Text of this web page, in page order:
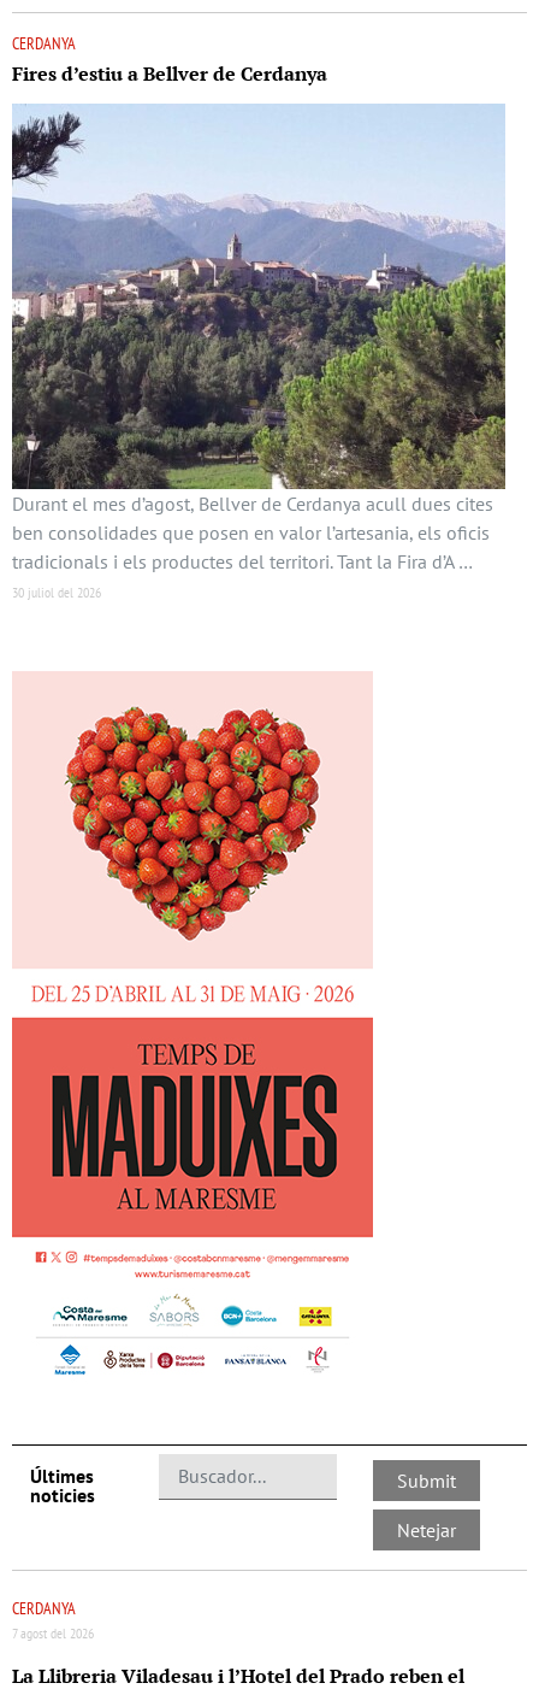
CERDANYA
Fires d’estiu a Bellver de Cerdanya
Durant el mes d’agost, Bellver de Cerdanya acull dues cites
ben consolidades que posen en valor l’artesania, els oficis
tradicionals i els productes del territori. Tant la Fira d’A …
30 juliol del 2026
Últimes
noticies
CERDANYA
7 agost del 2026
La Llibreria Viladesau i l’Hotel del Prado reben el